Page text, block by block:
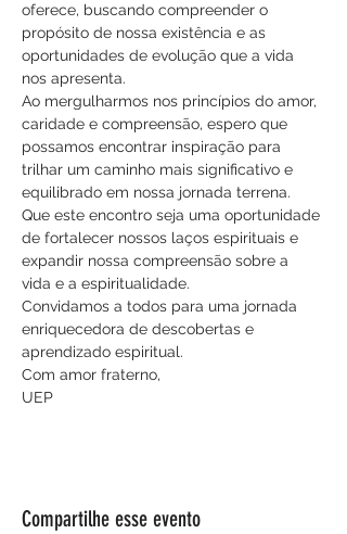
oferece, buscando compreender o
propósito de nossa existência e as
oportunidades de evolução que a vida
nos apresenta.
Ao mergulharmos nos princípios do amor,
caridade e compreensão, espero que
possamos encontrar inspiração para
trilhar um caminho mais significativo e
equilibrado em nossa jornada terrena.
Que este encontro seja uma oportunidade
de fortalecer nossos laços espirituais e
expandir nossa compreensão sobre a
vida e a espiritualidade.
Convidamos a todos para uma jornada
enriquecedora de descobertas e
aprendizado espiritual.
Com amor fraterno,
UEP
Compartilhe esse evento